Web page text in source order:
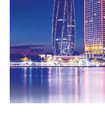
Thị trường
Lịch phát sóng
Chuyên mục khác
Emagazine